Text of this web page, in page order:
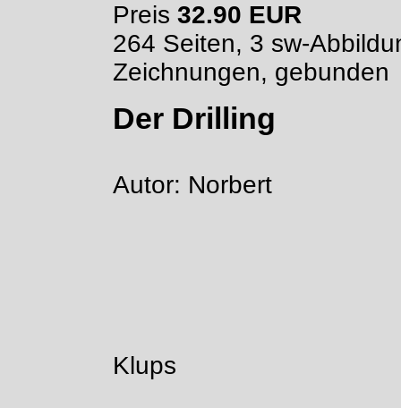
Preis 32.90 EUR
264 Seiten, 3 sw-
Zeichnungen, gebunden
Der Drilling
Autor: Norbert